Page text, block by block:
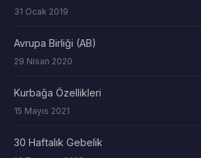
31 Ocak 2019
Avrupa Birliği (AB)
29 Nisan 2020
Kurbağa Özellikleri
15 Mayıs 2021
30 Haftalık Gebelik